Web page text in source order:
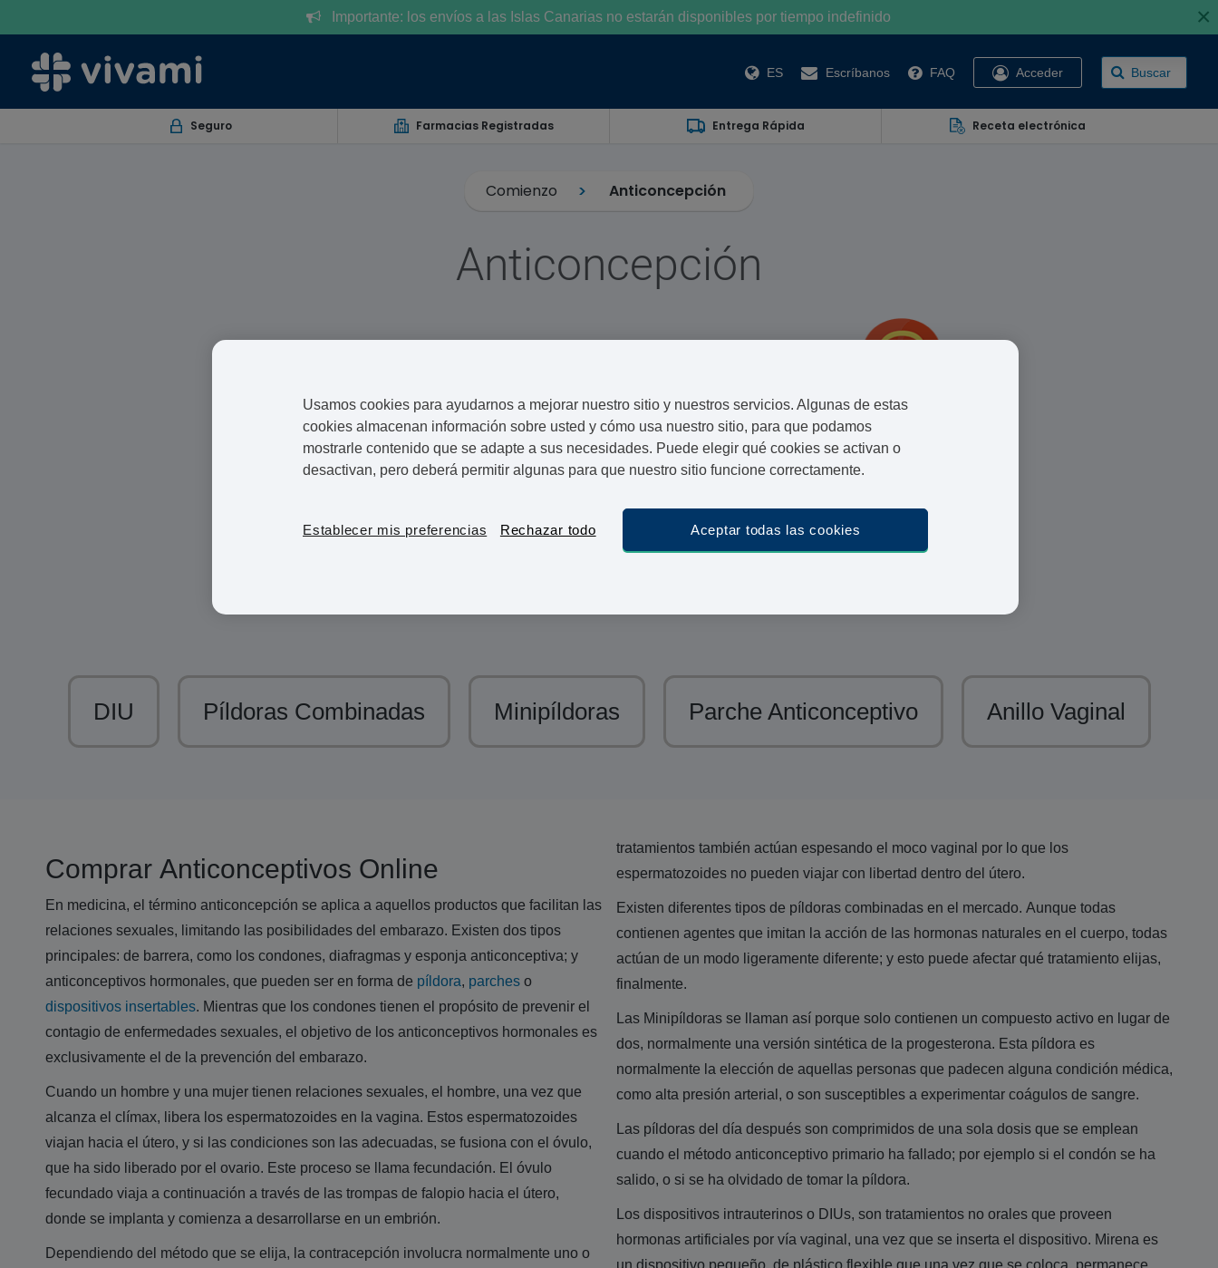
Importante: los envíos a las Islas Canarias no estarán disponibles por tiempo indefinido ×
ES Escríbanos FAQ Acceder Buscar
Seguro Farmacias Registradas Entrega Rápida Receta electrónica
Comienzo Anticoncepción
Anticoncepción
más cómodo y se adapta mejor a ti.
Existen diversos métodos anticonceptivos
Nuestros tratamientos hormonales te proporcionan tranquilidad.
Sabemos que no siempre se tiene tiempo de ir al médico en persona, y después a la
Farmacéuticos
Colegiados
DIU Píldoras Combinadas Minipíldoras Parche Anticonceptivo Anillo Vaginal
Comprar Anticonceptivos Online
En medicina, el término anticoncepción se aplica a aquellos productos que facilitan las
relaciones sexuales, limitando las posibilidades del embarazo. Existen dos tipos
principales: de barrera, como los condones, diafragmas y esponja anticonceptiva; y
anticonceptivos hormonales, que pueden ser en forma de píldora, parcheso
dispositivos insertables. Mientras que los condones tienen el propósito de prevenir el
contagio de enfermedades sexuales, el objetivo de los anticonceptivos hormonales es
exclusivamente el de la prevención del embarazo.
Cuando un hombre y una mujer tienen relaciones sexuales, el hombre, una vez que
alcanza el clímax, libera los espermatozoides en la vagina. Estos espermatozoides
viajan hacia el útero, y si las condiciones son las adecuadas, se fusiona con el óvulo,
que ha sido liberado por el ovario. Este proceso se llama fecundación. El óvulo
fecundado viaja a continuación a través de las trompas de falopio hacia el útero,
donde se implanta y comienza a desarrollarse en un embrión.
Dependiendo del método que se elija, la contracepción involucra normalmente uno o
tratamientos también actúan espesando el moco vaginal por lo que los
espermatozoides no pueden viajar con libertad dentro del útero.
Existen diferentes tipos de píldoras combinadas en el mercado. Aunque todas
contienen agentes que imitan la acción de las hormonas naturales en el cuerpo, todas
actúan de un modo ligeramente diferente; y esto puede afectar qué tratamiento elijas,
finalmente.
Las Minipíldoras se llaman así porque solo contienen un compuesto activo en lugar de
dos, normalmente una versión sintética de la progesterona. Esta píldora es
normalmente la elección de aquellas personas que padecen alguna condición médica,
como alta presión arterial, o son susceptibles a experimentar coágulos de sangre.
Las píldoras del día después son comprimidos de una sola dosis que se emplean
cuando el método anticonceptivo primario ha fallado; por ejemplo si el condón se ha
salido, o si se ha olvidado de tomar la píldora.
Los dispositivos intrauterinos o DIUs, son tratamientos no orales que proveen
hormonas artificiales por vía vaginal, una vez que se inserta el dispositivo. Mirena es
un dispositivo pequeño, de plástico flexible que una vez que se coloca, permanece
Usamos cookies para ayudarnos a mejorar nuestro sitio y nuestros servicios. Algunas de estas
cookies almacenan información sobre usted y cómo usa nuestro sitio, para que podamos
mostrarle contenido que se adapte a sus necesidades. Puede elegir qué cookies se activan o
desactivan, pero deberá permitir algunas para que nuestro sitio funcione correctamente.
Establecer mis preferencias Rechazar todo Aceptar todas las cookies